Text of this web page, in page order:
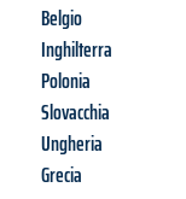
Belgio
Inghilterra
Polonia
Slovacchia
Ungheria
Grecia